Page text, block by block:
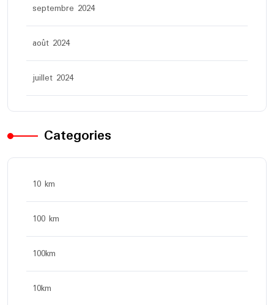
septembre 2024
août 2024
juillet 2024
Categories
10 km
100 km
100km
10km